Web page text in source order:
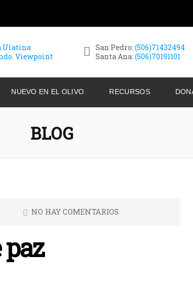
Ulatina
Viewpoint
San Pedro: (506)71432494
Santa Ana: (506)70191101
NUEVO EN EL OLIVO RECURSOS
BLOG
NO HAY COMENTARIOS